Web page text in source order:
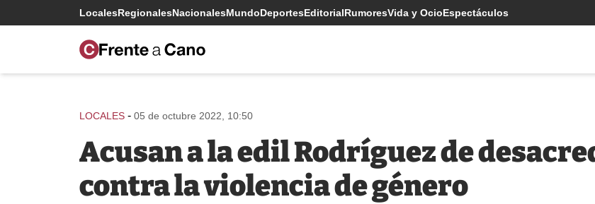
LocalesRegionalesNacionalesMundoDeportesEditorialRumoresVida y OcioEspectáculos
LOCALES - 05 de octubre 2022, 10:50
Acusan a la edil Rodríguez de
contra la violencia de género